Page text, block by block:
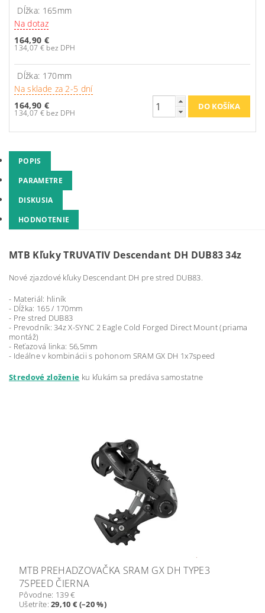
Dĺžka: 165mm
Na dotaz
164,90 €
134,07 € bez DPH
Dĺžka: 170mm
Na sklade za 2-5 dní
164,90 €
134,07 € bez DPH
POPIS
PARAMETRE
DISKUSIA
HODNOTENIE
MTB Kľuky TRUVATIV Descendant DH DUB83 34z
Nové zjazdové kľuky Descendant DH pre stred DUB83.
- Materiál: hliník
- Dĺžka: 165 / 170mm
- Pre stred DUB83
- Prevodník: 34z X-SYNC 2 Eagle Cold Forged Direct Mount (priama
montáž)
- Reťazová linka: 56,5mm
- Ideálne v kombinácii s pohonom SRAM GX DH 1x7speed
Stredové zloženie ku kľukám sa predáva samostatne
MTB PREHADZOVAČKA SRAM GX DH TYPE3
7SPEED ČIERNA
Pôvodne: 139 €
Ušetríte:29,10 € (–20 %)